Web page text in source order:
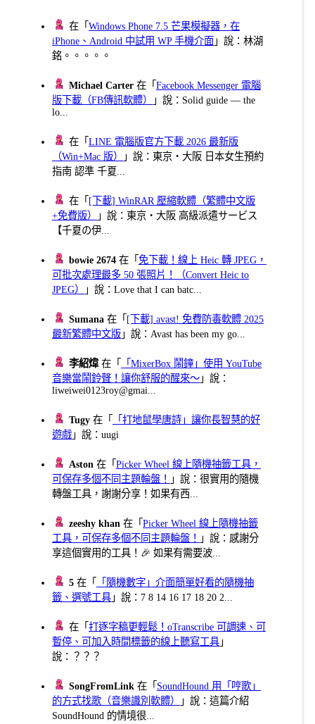
在「Windows Phone 7.5 芒果模擬器，在
iPhone、Android 中試用 WP 手機介面 」說：林湖
銘。。。。。
Michael Carter 在「Facebook Messenger 電腦
版下載（FB傳訊軟體）
」說：Solid guide — the
lo...
在「LINE 電腦版官方下載 2026 最新版
（Win+Mac 版）
」說：東京・大阪 日本女生預約
指南 認準 千夏...
在「 [下載] WinRAR 壓縮軟體（繁體中文版
+免費版）
」說：東京・大阪 高級派遣サービス
【千夏の伊...
bowie 2674 在「免下載！線上 Heic 轉 JPEG，
可批次處理最多 50 張照片！（Convert Heic to
JPEG）
」說：Love that I can batc...
Sumana 在「 [下載] avast! 免費防毒軟體 2025
最新繁體中文版 」說：Avast has been my go...
李紹煒在「
「MixerBox 鬧鐘」使用 YouTube
音樂當鬧鈴聲！讓你舒服的醒來～ 」說：
liweiwei0123roy@gmai...
Tugy 在「
「打地鼠學唐詩」讓你長智慧的好
遊戲 」說：uugi
Aston 在「Picker Wheel 線上隨機抽籤工具，
可保存多個不同主題輪盤！
」說：很實用的隨機
轉盤工具，謝謝分享！如果有西...
zeeshy khan 在「Picker Wheel 線上隨機抽籤
工具，可保存多個不同主題輪盤！
」說：感謝分
享這個實用的工具！🎉 如果有需要波...
5 在「
「隨機數字」介面簡單好看的隨機抽
籤、選號工具 」說：7 8 14 16 17 18 20 2...
在「打逐字稿更輕鬆！oTranscribe 可調速、可
暫停、可加入時間標籤的線上聽寫工具 」
說：？？？
SongFromLink 在「 SoundHound 用「哼歌」
的方式找歌（音樂識別軟體）
」說：這篇介紹
SoundHound 的情境很...